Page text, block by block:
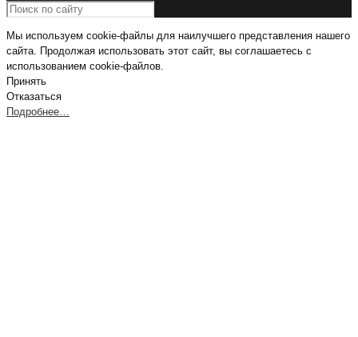
Мы используем cookie-файлы для наилучшего представления нашего
сайта. Продолжая использовать этот сайт, вы соглашаетесь с
использованием cookie-файлов.
Принять
Отказаться
Подробнее…